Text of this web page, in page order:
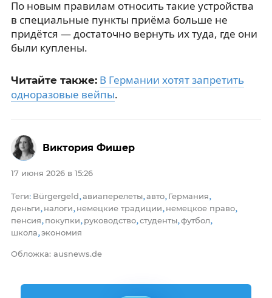
По новым правилам относить такие устройства
в специальные пункты приёма больше не
придётся — достаточно вернуть их туда, где они
были куплены.
Читайте также: В Германии хотят запретить
одноразовые вейпы.
17 июня 2026 в 15:26
Теги: Bürgergeld,авиаперелеты,авто, Германия,
деньги, налоги, немецкие традиции, немецкое право,
пенсия, покупки, руководство,студенты,футбол,
школа,экономия
Обложка: ausnews.de
Виктория Фишер